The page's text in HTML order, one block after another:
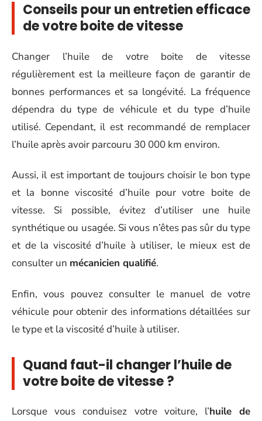
Conseils pour un entretien efficace
de votre boite de vitesse
Changer l’huile de votre boite de vitesse
régulièrement est la meilleure façon de garantir de
bonnes performances et sa longévité. La fréquence
dépendra du type de véhicule et du type d’huile
utilisé. Cependant, il est recommandé de remplacer
l’huile après avoir parcouru 30 000 km environ.
Aussi, il est important de toujours choisir le bon type
et la bonne viscosité d’huile pour votre boite de
vitesse. Si possible, évitez d’utiliser une huile
synthétique ou usagée. Si vous n’êtes pas sûr du type
et de la viscosité d’huile à utiliser, le mieux est de
consulter un mécanicien qualifié.
Enfin, vous pouvez consulter le manuel de votre
véhicule pour obtenir des informations détaillées sur
le type et la viscosité d’huile à utiliser.
Quand faut-il changer l’huile de
votre boite de vitesse ?
Lorsque vous conduisez votre voiture, l’huile de